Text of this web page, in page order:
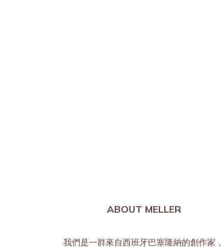
ABOUT MELLER
我們是一群來自西班牙巴塞隆納的創作家，